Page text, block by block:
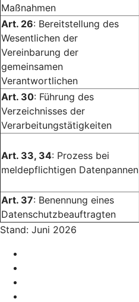
Maßnahmen
Art. 26: Bereitstellung des
Wesentlichen der
Vereinbarung der
gemeinsamen
Verantwortlichen
Art. 30: Führung des
Verzeichnisses der
Verarbeitungstätigkeiten
Art. 33, 34: Prozess bei
meldepflichtigen Datenpannen
Art. 37: Benennung eines
Datenschutzbeauftragten
Stand: Juni 2026